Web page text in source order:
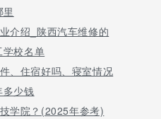
介绍_陕西汽车维修的
校名单
、住宿好吗、寝室情况
多少钱
学院？(2025年参考)